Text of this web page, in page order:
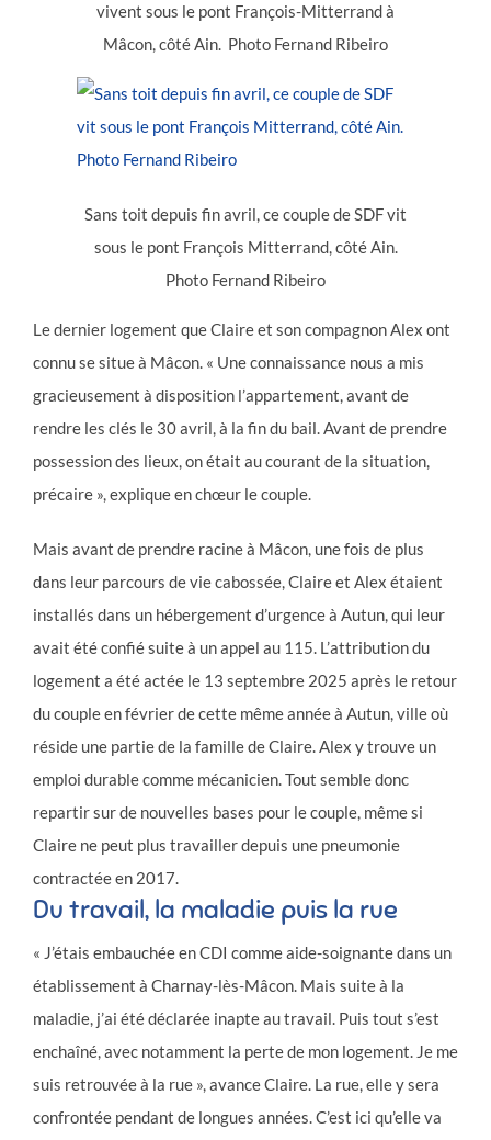
vivent sous le pont François-Mitterrand à
Mâcon, côté Ain. Photo Fernand Ribeiro
Sans toit depuis fin avril, ce couple de SDF vit
sous le pont François Mitterrand, côté Ain.
Photo Fernand Ribeiro
Le dernier logement que Claire et son compagnon Alex ont
connu se situe à Mâcon. « Une connaissance nous a mis
gracieusement à disposition l’appartement, avant de
rendre les clés le 30 avril, à la fin du bail. Avant de prendre
possession des lieux, on était au courant de la situation,
précaire », explique en chœur le couple.
Mais avant de prendre racine à Mâcon, une fois de plus
dans leur parcours de vie cabossée, Claire et Alex étaient
installés dans un hébergement d’urgence à Autun, qui leur
avait été confié suite à un appel au 115. L’attribution du
logement a été actée le 13 septembre 2025 après le retour
du couple en février de cette même année à Autun, ville où
réside une partie de la famille de Claire. Alex y trouve un
emploi durable comme mécanicien. Tout semble donc
repartir sur de nouvelles bases pour le couple, même si
Claire ne peut plus travailler depuis une pneumonie
contractée en 2017.
Du travail, la maladie puis la rue
« J’étais embauchée en CDI comme aide-soignante dans un
établissement à Charnay-lès-Mâcon. Mais suite à la
maladie, j’ai été déclarée inapte au travail. Puis tout s’est
enchaîné, avec notamment la perte de mon logement. Je me
suis retrouvée à la rue », avance Claire. La rue, elle y sera
confrontée pendant de longues années. C’est ici qu’elle va